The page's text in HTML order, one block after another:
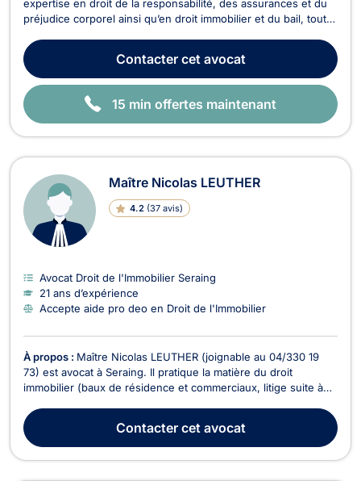
expertise en droit de la responsabilité, des assurances et du
préjudice corporel ainsi qu’en droit immobilier et du bail, tout
commercial au sens large. J’aime le métier d’avocate pour ses
aspects d’humanité et de ri...
Contactercet avocat
15 min offertes maintenant
Maître Nicolas LEUTHER
4.2 (37 avis)
Avocat Droit de l'Immobilier Seraing
21 ans d’expérience
Accepte aide pro deo en Droit de l'Immobilier
À propos : Maître Nicolas LEUTHER (joignable au 04/330 19
73) est avocat à Seraing. Il pratique la matière du droit
immobilier (baux de résidence et commerciaux, litige suite à
(informations quant à vos droits, assistance en cas de
procédure de liquidation d'une succession,...
Contactercet avocat